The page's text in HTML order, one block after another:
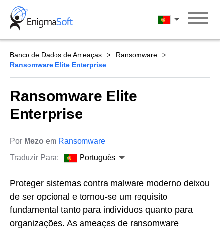
Skip
content
Português
Banco de Dados de Ameaças
Ransomware
Ransomware Elite Enterprise
Ransomware Elite
Enterprise
Por Mezo em Ransomware
Traduzir Para:
Português
Proteger sistemas contra malware moderno deixou
de ser opcional e tornou-se um requisito
fundamental tanto para indivíduos quanto para
organizações. As ameaças de ransomware